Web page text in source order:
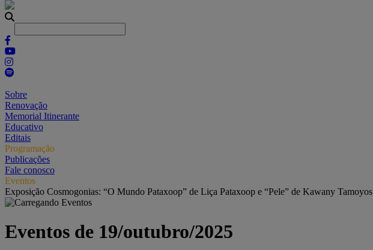
Sobre
Renovação
Memorial Itinerante
Educativo
Editais
Programação
Publicações
Fale conosco
Eventos
Exposição Cosmogonias: “O Mundo Pataxoop” de Liça Pataxoop e “Pele” de Kawany Tamoyos
Eventos de 19/outubro/2025